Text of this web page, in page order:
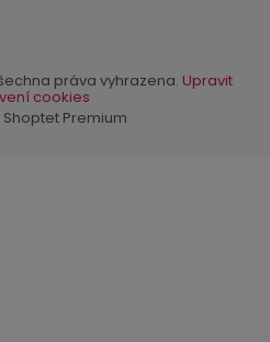
Premium
práva vyhrazena. Upravit
cookies